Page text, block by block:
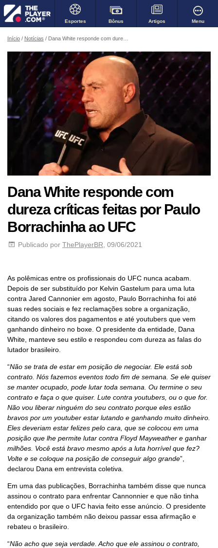
Esportes Bônus Artigos Menu
Início Notícias Dana White responde com dureza críticas feitas por Paulo Borrachinha ao UFC
Dana White responde com
dureza críticas feitas por Paulo
Borrachinha ao UFC
Publicado por ThePlayerBR , 09/06/2021
As polêmicas entre os profissionais do UFC nunca acabam.
Depois de ser substituído por Kelvin Gastelum para uma luta
contra Jared Cannonier em agosto, Paulo Borrachinha foi até
suas redes sociais e fez reclamações sobre a organização,
citando os valores dos pagamentos e até youtubers que vem
ganhando dinheiro no boxe. O presidente da entidade, Dana
White, manteve seu estilo e respondeu com dureza as falas do
lutador brasileiro.
“Não se trata de estar em posição de negociar. Ele está sob
contrato. Nós fazemos eventos todo fim de semana. Se ele quiser
se manter ocupado, pode lutar toda semana. Ou termine o seu
contrato e faça o que quiser. Lute contra youtubers, ou o que for.
Não vou liberar ninguém do seu contrato porque eles estão
bravos por um youtuber estar lutando e ganhando muito dinheiro.
Eles deveriam estar felizes pelo cara, que se colocou em uma
posição que lhe permite lutar contra Floyd Mayweather e ganhar
milhões. Você está bravo mesmo após a luta horrível que fez?
Volte e se coloque na posição de conseguir algo grande”,
declarou Dana em entrevista coletiva.
Em uma das publicações, Borrachinha também disse que nunca
assinou o contrato para enfrentar Cannonnier e que não tinha
entendido por que o UFC havia feito esse anúncio. O presidente
da organização também não deixou passar essa afirmação e
rebateu o brasileiro.
“Não acho que seja verdade. Acho que ele assinou o contrato,